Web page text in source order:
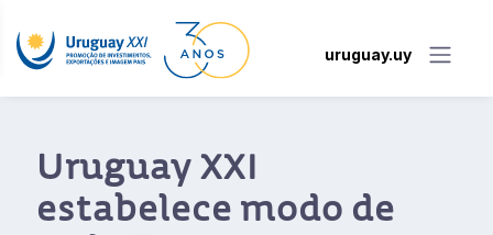
uruguay.uy
Uruguay XXI
estabelece modo de